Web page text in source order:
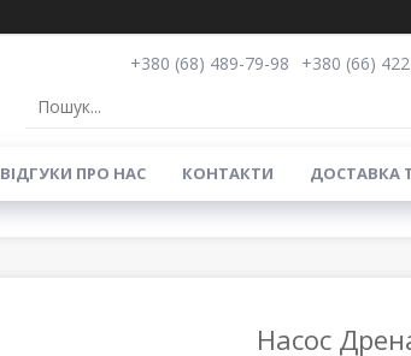
+380 (68) 489-79-98
+380 (66)
ВIДГУКИ ПРО НАС КОНТАКТИ ДОСТАВКА
Насос